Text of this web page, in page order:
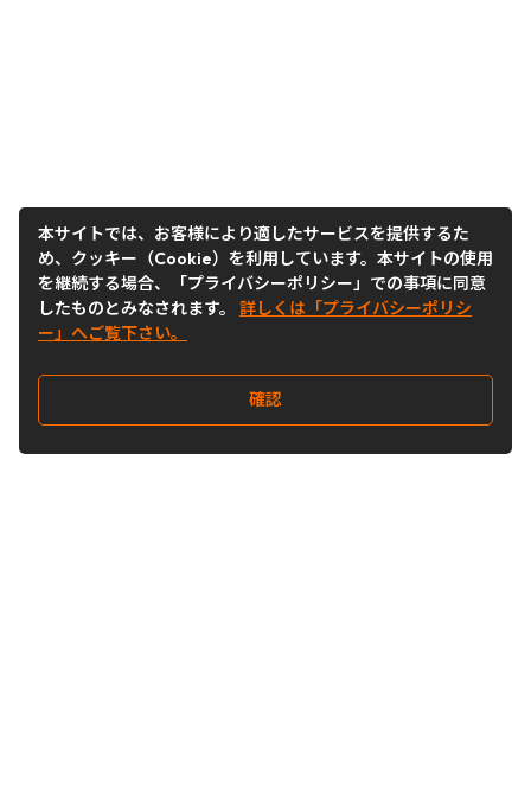
本サイトでは、お客様により適したサービスを提供するた
め、クッキー（Cookie）を利用しています。本サイトの使用
を継続する場合、「プライバシーポリシー」での事項に同意
したものとみなされます。 詳しくは「プライバシーポリシ
ー」へご覧下さい。
確認